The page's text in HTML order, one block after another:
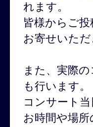
れます。
皆様からご
お寄せいた
また、実際
も行います。
コンサート
お時間や場